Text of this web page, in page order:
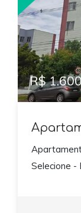
R$
Selecione -